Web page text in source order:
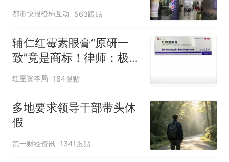
一定要有文化，这句话的
含金量还在持续上升
都市快报橙柿互动 563跟贴
辅仁红霉素眼膏“原研一
致”竟是商标！律师：极易
误导消费者，不妥
红星资本局 184跟贴
多地要求领导干部带头休
假
第一财经资讯 1341跟贴